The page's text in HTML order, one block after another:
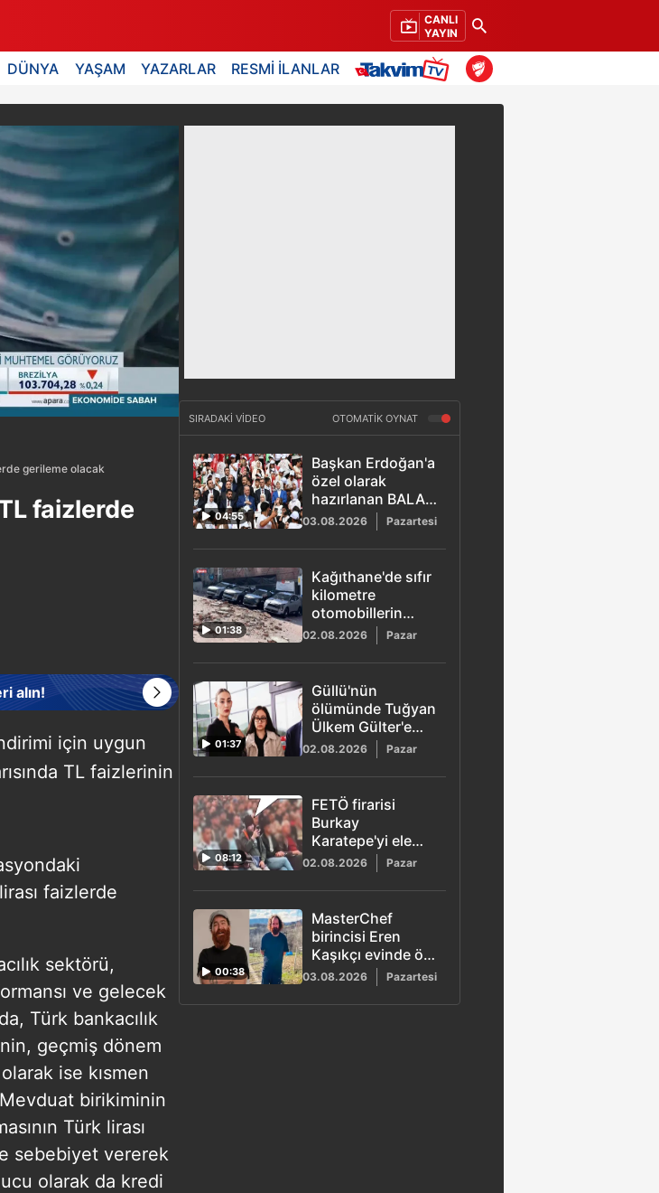
CANLI
YAYIN
DÜNYA YAŞAM YAZARLAR RESMİ İLANLAR
gerileme olacak
faizlerde
alın!
için uygun
TL faizlerinin
faizlerde
sektörü,
ve gelecek
Türk bankacılık
geçmiş dönem
olarak ise kısmen
birikiminin
Türk lirası
sebebiyet vererek
olarak da kredi
SIRADAKİ VİDEO OTOMATİK OYNAT
04:55
Başkan Erdoğan'a
özel olarak
hazırlanan BALA
şarkısı yayımlandı
03.08.2026 Pazartesi
01:38
Kağıthane'de sıfır
kilometre
otomobillerin
üzerine duvar
02.08.2026 Pazar
01:37
Güllü'nün
ölümünde Tuğyan
Ülkem Gülter'e
ağırlaştırılmış
müebbet hapis
talebi
02.08.2026 Pazar
08:12
FETÖ firarisi
Burkay
Karatepe'yi ele
veren görüntü!
02.08.2026 Pazar
00:38
MasterChef
birincisi Eren
Kaşıkçı evinde ölü
bulundu
03.08.2026 Pazartesi